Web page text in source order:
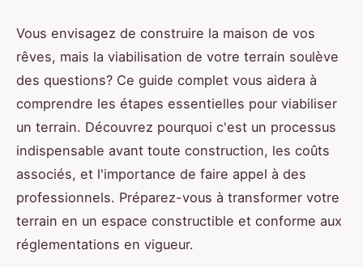
Vous envisagez de construire la maison de vos
rêves, mais la viabilisation de votre terrain soulève
des questions? Ce guide complet vous aidera à
comprendre les étapes essentielles pour viabiliser
un terrain. Découvrez pourquoi c'est un processus
indispensable avant toute construction, les coûts
associés, et l'importance de faire appel à des
professionnels. Préparez-vous à transformer votre
terrain en un espace constructible et conforme aux
réglementations en vigueur.